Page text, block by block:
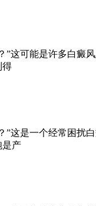
”这可能是许多白癜
得
这是一个经常困扰
是产